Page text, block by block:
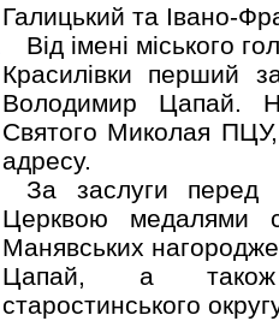
Галицький та Івано-
Від імені міського
Красилівки перший
Володимир Цапай.
Святого Миколая
адресу.
За заслуги перед
Церквою медалями
Манявських
Цапай, а також
старостинського